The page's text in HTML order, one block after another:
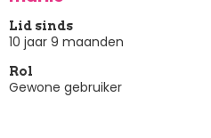
Lid sinds
10 jaar 9 maanden
Rol
Gewone gebruiker